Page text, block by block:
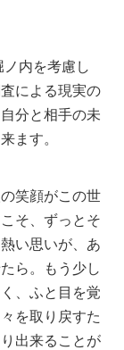
内を考慮し
による現実の
分と相手の未
ます。
笑顔がこの世
そ、ずっとそ
い思いが、あ
ら。もう少し
、ふと目を覚
を取り戻すた
出来ることが